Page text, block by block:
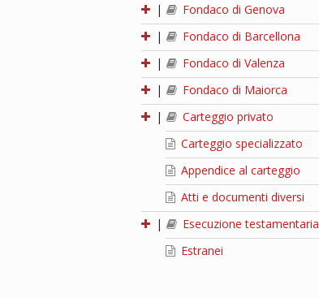
|
Fondaco di Genova
|
Fondaco di Barcellona
|
Fondaco di Valenza
|
Fondaco di Maiorca
|
Carteggio privato
Carteggio specializzato
Appendice al carteggio
Atti e documenti diversi
|
Esecuzione testamentaria
Estranei